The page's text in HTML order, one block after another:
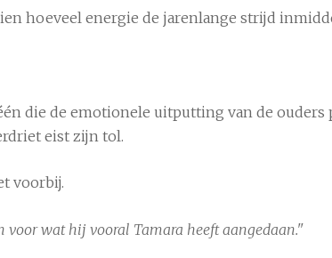
hoeveel energie de jarenlange strijd
die de emotionele uitputting van de
eist zijn tol.
voorbij.
voor wat hij vooral Tamara heeft aangedaan."